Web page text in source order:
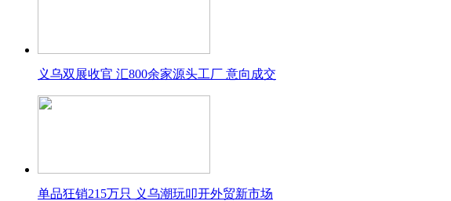
义乌双展收官 汇800余家源头工厂 意向成交
单品狂销215万只 义乌潮玩叩开外贸新市场